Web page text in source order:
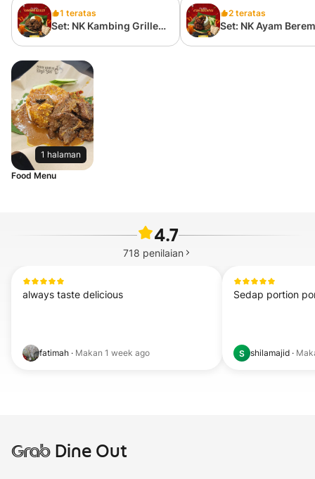
1 teratas
Set: NK Kambing Grilled
2 teratas
Set: NK Ayam
1 halaman
Food Menu
4.7
718 penilaian
always taste delicious
fatimah · Makan 1 week ago
Sedap portion
S shilamajid ·
GrabDine Out